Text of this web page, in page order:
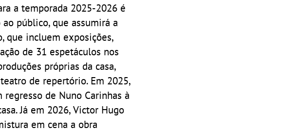
a temporada 2025-2026 é
público, que assumirá a
que incluem exposições,
de 31 espetáculos nos
próprias da casa,
de repertório. Em 2025,
de Nuno Carinhas à
Já em 2026, Victor Hugo
em cena a obra